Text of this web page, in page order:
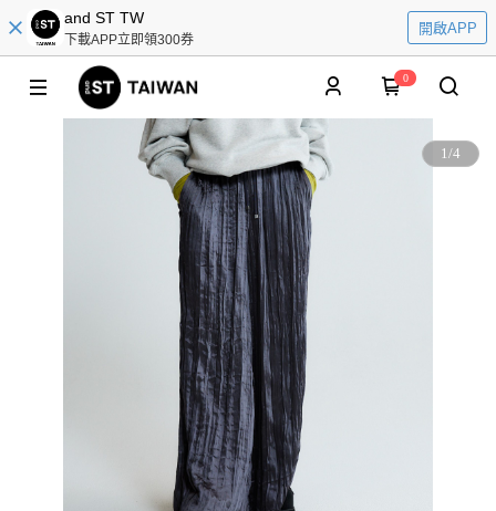
and ST TW
下載APP立即領300券
開啟APP
0
1/4